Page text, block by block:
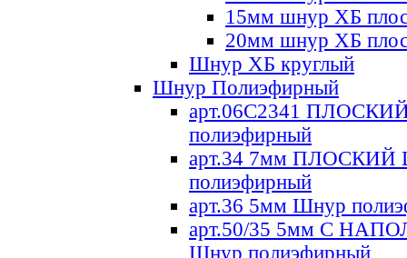
15мм шнур ХБ
20мм шнур ХБ
Шнур ХБ круглый
Шнур Полиэфирный
арт.06С2341
полиэфирный
арт.34 7мм ПЛОСКИЙ
полиэфирный
арт.36 5мм Шнур
арт.50/35 5мм С
Шнур полиэфирный